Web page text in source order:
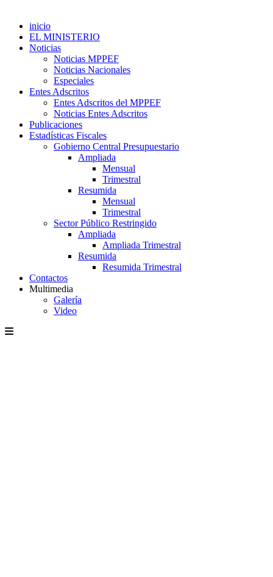
inicio
EL MINISTERIO
Noticias
Noticias MPPEF
Noticias Nacionales
Especiales
Entes Adscritos
Entes Adscritos del MPPEF
Noticias Entes Adscritos
Publicaciones
Estadísticas Fiscales
Gobierno Central Presupuestario
Ampliada
Mensual
Trimestral
Resumida
Mensual
Trimestral
Sector Público Restringido
Ampliada
Ampliada Trimestral
Resumida
Resumida Trimestral
Contactos
Multimedia
Galería
Video